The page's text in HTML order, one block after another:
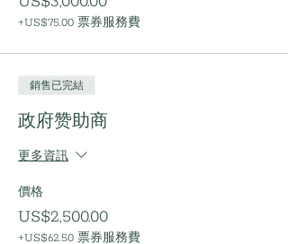
+US$75.00 票券服務費
銷售已完結
政府赞助商
更多資訊
價格
US$2,500.00
+US$62.50 票券服務費